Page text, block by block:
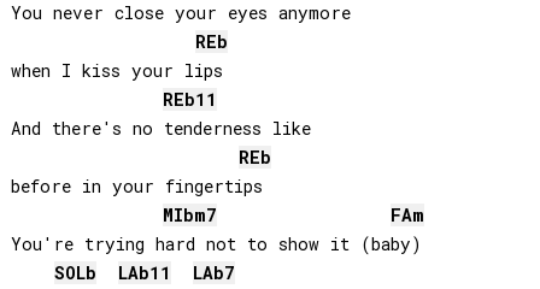
You never close your eyes anymore
REb
when I kiss your lips
REb11
And there's no tenderness like
REb
before in your fingertips
MIbm7 FAm
You're trying hard not to show it (baby)
SOLb
LAb11 LAb7